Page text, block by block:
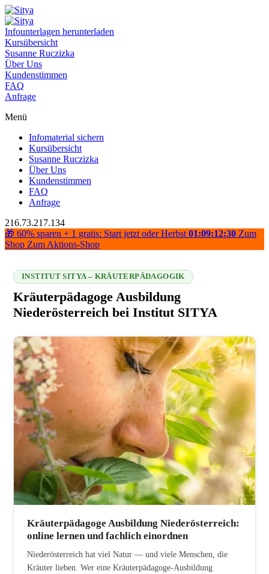
Infounterlagen herunterladen
Kursübersicht
Susanne Ruczizka
Über Uns
Kundenstimmen
FAQ
Anfrage
Menü
Infomaterial sichern
Kursübersicht
Susanne Ruczizka
Über Uns
Kundenstimmen
FAQ
Anfrage
216.73.217.134
🎁 60% sparen + 1 gratis: Start jetzt oder Herbst 01:09:12:29 Zum
Shop Zum Aktions-Shop
INSTITUT SITYA – KRÄUTERPÄDAGOGIK
Kräuterpädagoge Ausbildung
Niederösterreich bei Institut SITYA
216.73.217.134 2026-08-06 14:46:24
Kräuterpädagoge Ausbildung Niederösterreich:
online lernen und fachlich einordnen
Niederösterreich hat viel Natur — und viele Menschen, die
Kräuter lieben. Wer eine Kräuterpädagoge-Ausbildung